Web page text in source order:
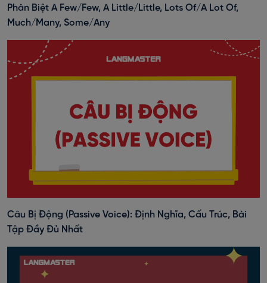
Phân Biệt A Few/Few, A Little/Little, Lots Of/A Lot Of,
Much/Many, Some/Any
Câu Bị Động (Passive Voice): Định Nghĩa, Cấu Trúc, Bài
Tập Đầy Đủ Nhất